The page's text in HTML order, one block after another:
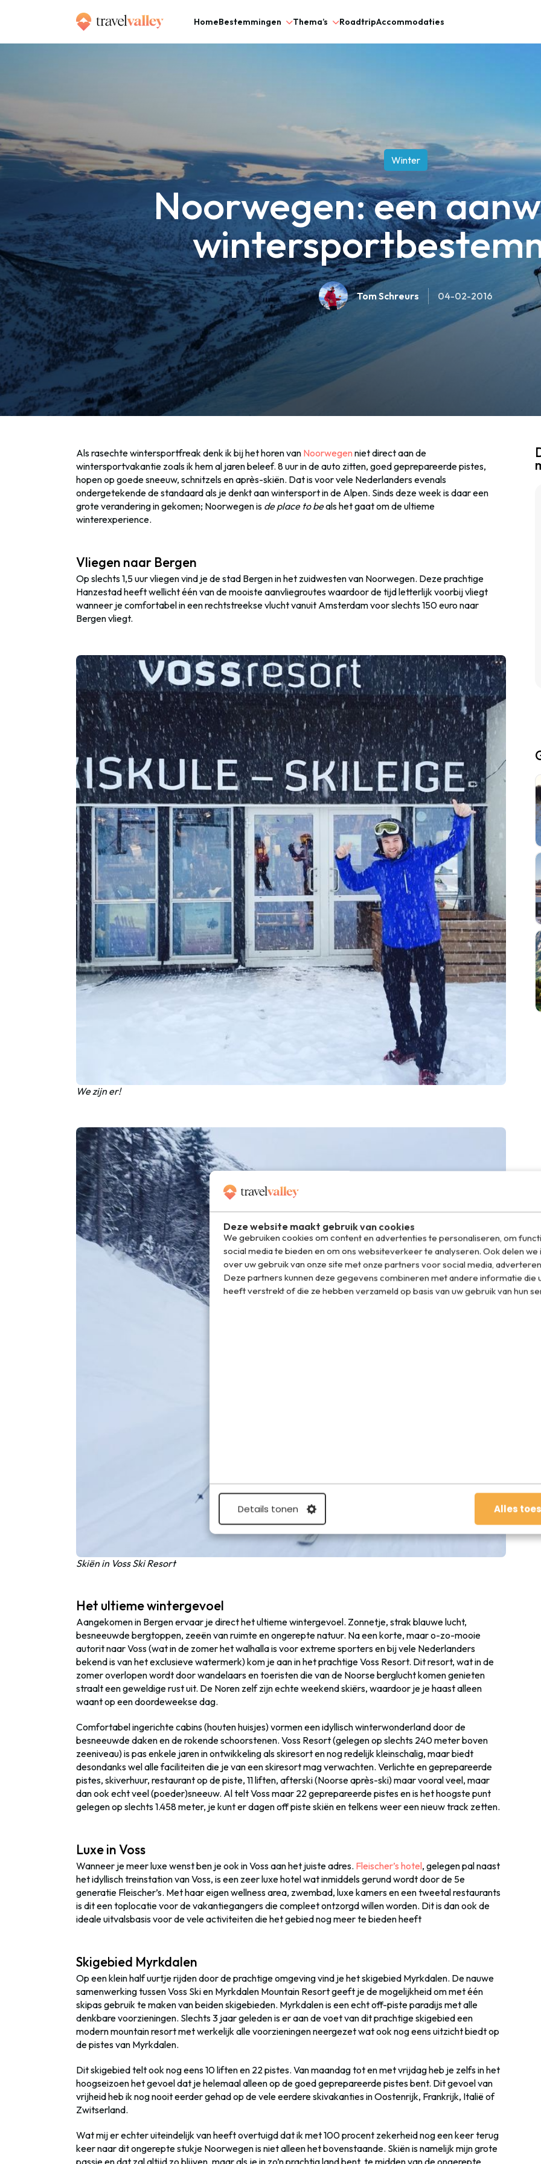
Deze website maakt gebruik van cookies
We gebruiken cookies om content en advertenties te personaliseren, om
social media te bieden en om ons websiteverkeer te analyseren. Ook delen
over uw gebruik van onze site met onze partners voor social media,
Deze partners kunnen deze gegevens combineren met andere informatie die
heeft verstrekt of die ze hebben verzameld op basis van uw gebruik van hun
Details tonen Alles
HomeBestemmingen Thema’s RoadtripAccommodaties
Winter
Noorwegen: een
Tom Schreurs 04-02-2016
Als rasechte wintersportfreak denk ik bij het horen van Noorwegen niet direct aan de
wintersportvakantie zoals ik hem al jaren beleef. 8 uur in de auto zitten, goed geprepareerde pistes,
hopen op goede sneeuw, schnitzels en après-skiën. Dat is voor vele Nederlanders evenals
ondergetekende de standaard als je denkt aan wintersport in de Alpen. Sinds deze week is daar een
grote verandering in gekomen; Noorwegen is de place to beals het gaat om de ultieme
winterexperience.
Vliegen naar Bergen
Op slechts 1,5 uur vliegen vind je de stad Bergen in het zuidwesten van Noorwegen. Deze prachtige
Hanzestad heeft wellicht één van de mooiste aanvliegroutes waardoor de tijd letterlijk voorbij vliegt
wanneer je comfortabel in een rechtstreekse vlucht vanuit Amsterdam voor slechts 150 euro naar
Bergen vliegt.
We zijn er!
Skiën in Voss Ski Resort
Het ultieme wintergevoel
Aangekomen in Bergen ervaar je direct het ultieme wintergevoel. Zonnetje, strak blauwe lucht,
besneeuwde bergtoppen, zeeën van ruimte en ongerepte natuur. Na een korte, maar o-zo-mooie
autorit naar Voss (wat in de zomer het walhalla is voor extreme sporters en bij vele Nederlanders
bekend is van het exclusieve watermerk) kom je aan in het prachtige Voss Resort. Dit resort, wat in de
zomer overlopen wordt door wandelaars en toeristen die van de Noorse berglucht komen genieten
straalt een geweldige rust uit. De Noren zelf zijn echte weekend skiërs, waardoor je je haast alleen
waant op een doordeweekse dag.
Comfortabel ingerichte cabins (houten huisjes) vormen een idyllisch winterwonderland door de
besneeuwde daken en de rokende schoorstenen. Voss Resort (gelegen op slechts 240 meter boven
zeeniveau) is pas enkele jaren in ontwikkeling als skiresort en nog redelijk kleinschalig, maar biedt
desondanks wel alle faciliteiten die je van een skiresort mag verwachten. Verlichte en geprepareerde
pistes, skiverhuur, restaurant op de piste, 11 liften, afterski (Noorse après-ski) maar vooral veel, maar
dan ook echt veel (poeder)sneeuw. Al telt Voss maar 22 geprepareerde pistes en is het hoogste punt
gelegen op slechts 1.458 meter, je kunt er dagen off piste skiën en telkens weer een nieuw track zetten.
Luxe in Voss
Wanneer je meer luxe wenst ben je ook in Voss aan het juiste adres. Fleischer’s hotel, gelegen pal naast
het idyllisch treinstation van Voss, is een zeer luxe hotel wat inmiddels gerund wordt door de 5e
generatie Fleischer’s. Met haar eigen wellness area, zwembad, luxe kamers en een tweetal restaurants
is dit een toplocatie voor de vakantiegangers die compleet ontzorgd willen worden. Dit is dan ook de
ideale uitvalsbasis voor de vele activiteiten die het gebied nog meer te bieden heeft
Skigebied Myrkdalen
Op een klein half uurtje rijden door de prachtige omgeving vind je het skigebied Myrkdalen. De nauwe
samenwerking tussen Voss Ski en Myrkdalen Mountain Resort geeft je de mogelijkheid om met één
skipas gebruik te maken van beiden skigebieden. Myrkdalen is een echt off-piste paradijs met alle
denkbare voorzieningen. Slechts 3 jaar geleden is er aan de voet van dit prachtige skigebied een
modern mountain resort met werkelijk alle voorzieningen neergezet wat ook nog eens uitzicht biedt op
de pistes van Myrkdalen.
Dit skigebied telt ook nog eens 10 liften en 22 pistes. Van maandag tot en met vrijdag heb je zelfs in het
hoogseizoen het gevoel dat je helemaal alleen op de goed geprepareerde pistes bent. Dit gevoel van
vrijheid heb ik nog nooit eerder gehad op de vele eerdere skivakanties in Oostenrijk, Frankrijk, Italië of
Zwitserland.
Wat mij er echter uiteindelijk van heeft overtuigd dat ik met 100 procent zekerheid nog een keer terug
keer naar dit ongerepte stukje Noorwegen is niet alleen het bovenstaande. Skiën is namelijk mijn grote
passie en dat zal altijd zo blijven, maar als je in zo’n prachtig land bent, te midden van de ongerepte